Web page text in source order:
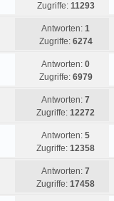
Zugriffe: 11293
Antworten: 1
Zugriffe: 6274
Antworten: 0
Zugriffe: 6979
Antworten: 7
Zugriffe: 12272
Antworten: 5
Zugriffe: 12358
Antworten: 7
Zugriffe: 17458